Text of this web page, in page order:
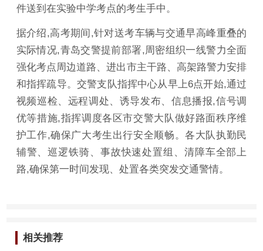
件送到在实验中学考点的考生手中。
据介绍,高考期间,针对送考车辆与交通早高峰重叠的
实际情况,青岛交警提前部署,周密组织一线警力全面
强化考点周边道路、进出市主干路、高架路警力安排
和指挥疏导。交警支队指挥中心从早上6点开始,通过
视频巡检、远程调处、诱导发布、信息播报,信号调
优等措施,指挥调度各区市交警大队做好路面秩序维
护工作,确保广大考生出行安全顺畅。各大队执勤民
辅警、巡逻铁骑、事故快速处置组、清障车全部上
路,确保第一时间发现、处置各类突发交通警情。
相关推荐